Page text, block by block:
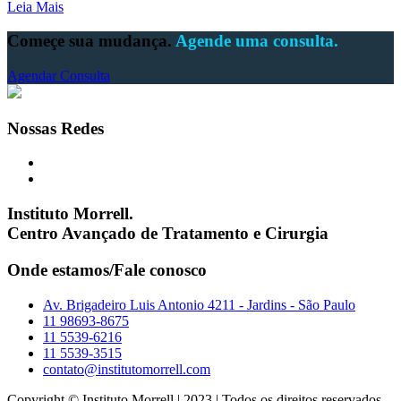
Leia Mais
Começe sua mudança. Agende uma consulta.
Agendar Consulta
Nossas Redes
Instituto Morrell.
Centro Avançado de Tratamento e Cirurgia
Onde estamos/Fale conosco
Av. Brigadeiro Luis Antonio 4211 - Jardins - São Paulo
11 98693-8675
11 5539-6216
11 5539-3515
contato@institutomorrell.com